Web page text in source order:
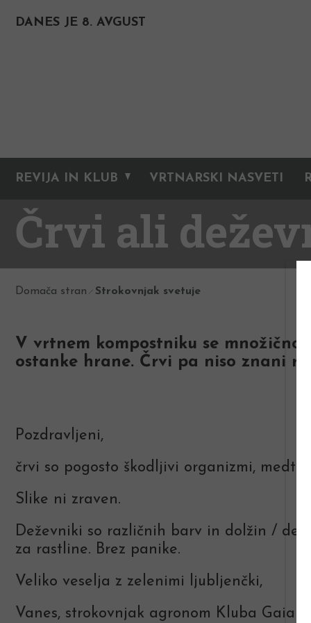
DANES JE 8. AVGUST
REVIJA IN KLUB VRTNARSKI NASVETI
Črvi ali
Domača stran Strokovnjak svetuje
V vrtnem kompostniku se
ostanke hrane. Črvi pa niso znani
Pozdravljeni,
črvi so pogosto škodljivi organizmi,
Slike ni zraven.
Deževniki so različnih barv in dolžin /
za rastline. Brez panike.
Veliko veselja z zelenimi ljubljenčki,
Vanes, strokovnjak agronom Kluba Gaia